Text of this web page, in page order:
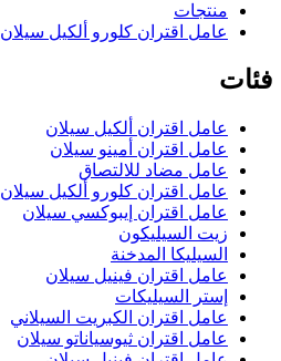
منتجات
عامل اقتران كلورو ألكيل سيلان
فئات
عامل اقتران ألكيل سيلان
عامل اقتران أمينو سيلان
عامل مضاد للالتصاق
عامل اقتران كلورو ألكيل سيلان
عامل اقتران إيبوكسي سيلان
زيت السيليكون
السيليكا المدخنة
عامل اقتران فينيل سيلان
إستر السيليكات
عامل اقتران الكبريت السيلاني
عامل اقتران ثيوسياناتو سيلان